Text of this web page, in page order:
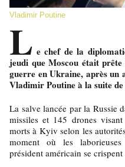
Vladimir Poutine
L e chef de la
jeudi que Moscou était
guerre en Ukraine, après un
Vladimir Poutine à la suite
La salve lancée par la Russie
missiles et 145 drones
morts à Kyiv selon les
moment où les
président américain se